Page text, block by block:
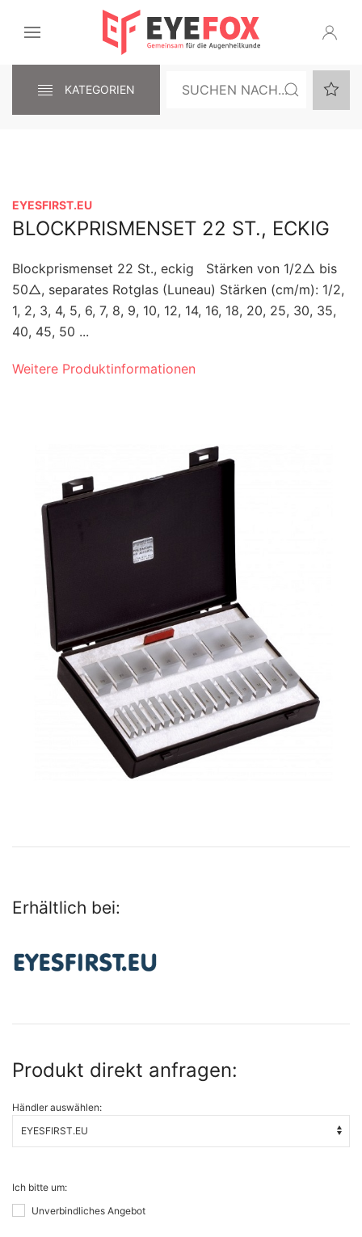
KATEGORIEN
EYESFIRST.EU
BLOCKPRISMENSET 22 ST., ECKIG
Blockprismenset 22 St., eckig Stärken von 1/2△ bis
50△, separates Rotglas (Luneau) Stärken (cm/m): 1/2,
1, 2, 3, 4, 5, 6, 7, 8, 9, 10, 12, 14, 16, 18, 20, 25, 30, 35,
40, 45, 50 ...
Weitere Produktinformationen
Erhältlich bei:
Produkt direkt anfragen:
Händler auswählen:
Ich bitte um:
Unverbindliches Angebot